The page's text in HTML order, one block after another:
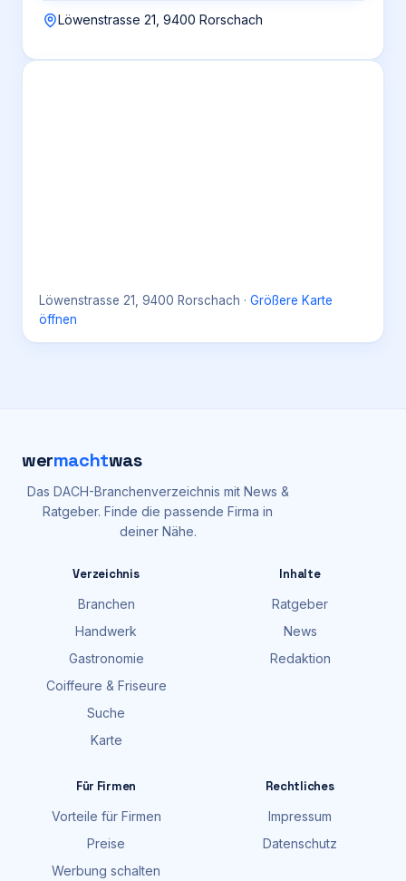
Löwenstrasse 21, 9400 Rorschach
Löwenstrasse 21, 9400 Rorschach · Größere Karte
öffnen
wermachtwas
Das DACH-Branchenverzeichnis mit News &
Ratgeber. Finde die passende Firma in
deiner Nähe.
Verzeichnis
Branchen
Handwerk
Gastronomie
Coiffeure & Friseure
Suche
Karte
Inhalte
Ratgeber
News
Redaktion
Für Firmen
Vorteile für Firmen
Preise
Werbung schalten
Rechtliches
Impressum
Datenschutz